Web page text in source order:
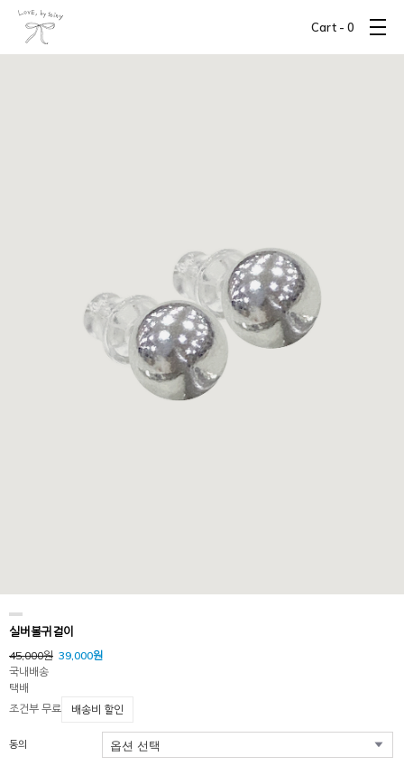
Cart - 0
실버볼귀걸이
45,000원 39,000원
국내배송
택배
조건부 무료
배송비 할인
동의